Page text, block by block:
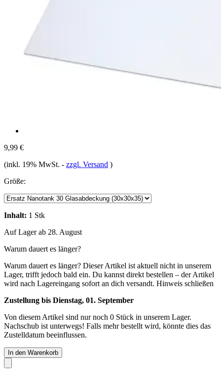
9,99 €
(inkl. 19% MwSt. - zzgl. Versand )
Größe:
Inhalt: 1 Stk
Auf Lager ab 28. August
Warum dauert es länger?
Warum dauert es länger? Dieser Artikel ist aktuell nicht in unserem
Lager, trifft jedoch bald ein. Du kannst direkt bestellen – der Artikel
wird nach Lagereingang sofort an dich versandt. Hinweis schließen
Zustellung bis Dienstag, 01. September
Von diesem Artikel sind nur noch 0 Stück in unserem Lager.
Nachschub ist unterwegs! Falls mehr bestellt wird, könnte dies das
Zustelldatum beeinflussen.
In den Warenkorb